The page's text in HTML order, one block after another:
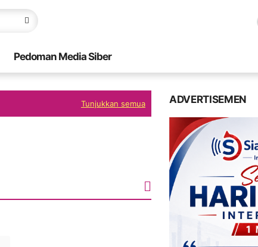
Pedoman Media Siber
Tunjukkan semua ADVERTISEMEN